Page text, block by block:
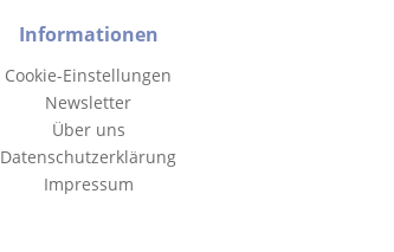
Informationen
Cookie-Einstellungen
Newsletter
Über uns
Datenschutzerklärung
Impressum